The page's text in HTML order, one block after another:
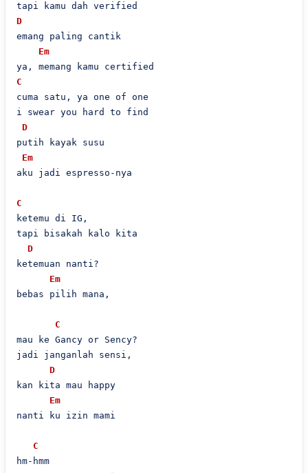
D
emang paling cantik
Em
C
cuma satu, ya one of one
i swear you hard to find
D
putih kayak susu
Em
aku jadi espresso-nya
C
ketemu di IG,
tapi bisakah kalo kita
D
ketemuan nanti?
Em
bebas pilih mana,
C
mau ke Gancy or Sency?
jadi janganlah sensi,
D
kan kita mau happy
Em
nanti ku izin mami
C
hm-hmm